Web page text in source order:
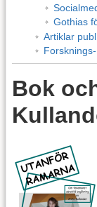
Gothias
Artiklar
Bok